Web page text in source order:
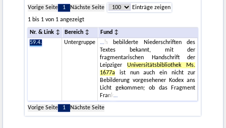
Vorige Seite 1 Nächste Seite
Einträge zeigen
1 bis 1 von 1 angezeigt
Nr. & Link Bereich
Fund
59.4.
Untergruppe
h bebilderte Niederschriften des
Textes bekannt, mit der
fragmentarischen Handschrift der
LeipzigerUniversitätsbibliothek Ms.
1677a
ist nun auch ein nicht zur
Bebilderung vorgesehener Kodex ans
Licht gekommen; ob das Fragment
Frank
Vorige Seite
1 Nächste Seite